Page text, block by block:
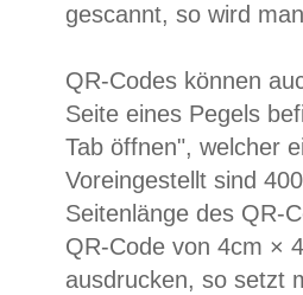
gescannt, so wird
QR-Codes können
Seite eines Pegels
Tab öffnen", welcher
Voreingestellt sind
Seitenlänge des QR-
QR-Code von 4cm ×
ausdrucken, so setzt